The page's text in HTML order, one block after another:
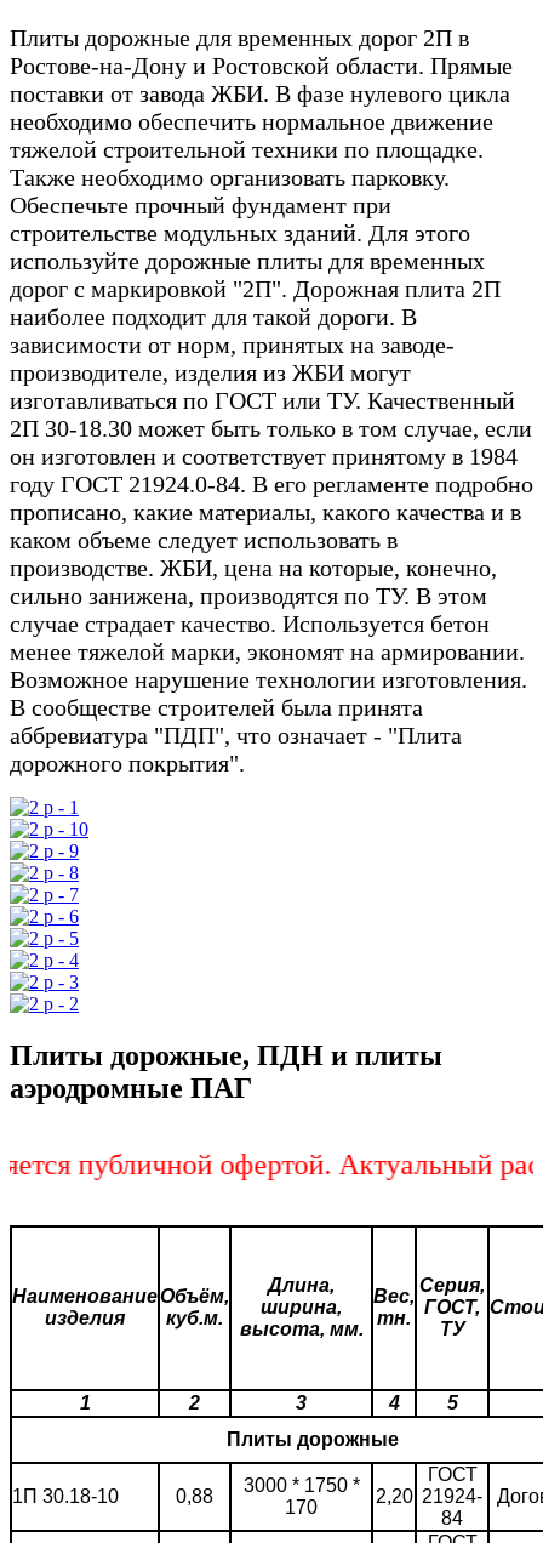
Плиты дорожные для временных дорог 2П в
Ростове-на-Дону и Ростовской области. Прямые
поставки от завода ЖБИ. В фазе нулевого цикла
необходимо обеспечить нормальное движение
тяжелой строительной техники по площадке.
Также необходимо организовать парковку.
Обеспечьте прочный фундамент при
строительстве модульных зданий. Для этого
используйте дорожные плиты для временных
дорог с маркировкой "2П". Дорожная плита 2П
наиболее подходит для такой дороги. В
зависимости от норм, принятых на заводе-
производителе, изделия из ЖБИ могут
изготавливаться по ГОСТ или ТУ. Качественный
2П 30-18.30 может быть только в том случае, если
он изготовлен и соответствует принятому в 1984
году ГОСТ 21924.0-84. В его регламенте подробно
прописано, какие материалы, какого качества и в
каком объеме следует использовать в
производстве. ЖБИ, цена на которые, конечно,
сильно занижена, производятся по ТУ. В этом
случае страдает качество. Используется бетон
менее тяжелой марки, экономят на армировании.
Возможное нарушение технологии изготовления.
В сообществе строителей была принята
аббревиатура "ПДП", что означает - "Плита
дорожного покрытия".
Плиты дорожные, ПДН и плиты
аэродромные ПАГ
публичной офертой. Актуальный
Наименование
изделия
Объём,
куб.м.
Длина,
ширина,
высота, мм.
Вес,
тн.
Серия,
ГОСТ,
ТУ
1 2 3 4
5
Плиты дорожные
1П 30.18-10 0,88
3000 * 1750 *
170
2,20
ГОСТ
21924-
84